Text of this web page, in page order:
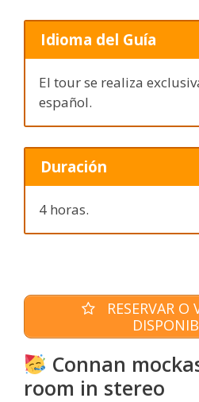
Idioma del Guía
El tour se realiza
español.
Duración
4 horas.
RESERVAR O
Connan
room in stereo